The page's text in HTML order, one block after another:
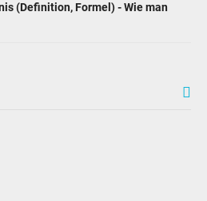
(Definition, Formel) - Wie man